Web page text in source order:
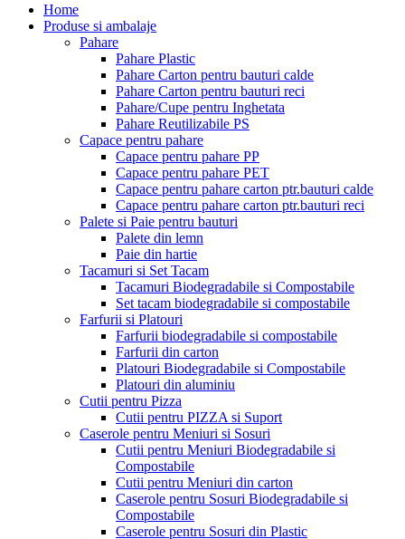
Home
Produse si ambalaje
Pahare
Pahare Plastic
Pahare Carton pentru bauturi calde
Pahare Carton pentru bauturi reci
Pahare/Cupe pentru Inghetata
Pahare Reutilizabile PS
Capace pentru pahare
Capace pentru pahare PP
Capace pentru pahare PET
Capace pentru pahare carton ptr.bauturi calde
Capace pentru pahare carton ptr.bauturi reci
Palete si Paie pentru bauturi
Palete din lemn
Paie din hartie
Tacamuri si Set Tacam
Tacamuri Biodegradabile si Compostabile
Set tacam biodegradabile si compostabile
Farfurii si Platouri
Farfurii biodegradabile si compostabile
Farfurii din carton
Platouri Biodegradabile si Compostabile
Platouri din aluminiu
Cutii pentru Pizza
Cutii pentru PIZZA si Suport
Caserole pentru Meniuri si Sosuri
Cutii pentru Meniuri Biodegradabile si
Compostabile
Cutii pentru Meniuri din carton
Caserole pentru Sosuri Biodegradabile si
Compostabile
Caserole pentru Sosuri din Plastic